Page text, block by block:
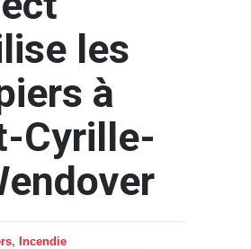
les
à
Cyrille-
, Incendie